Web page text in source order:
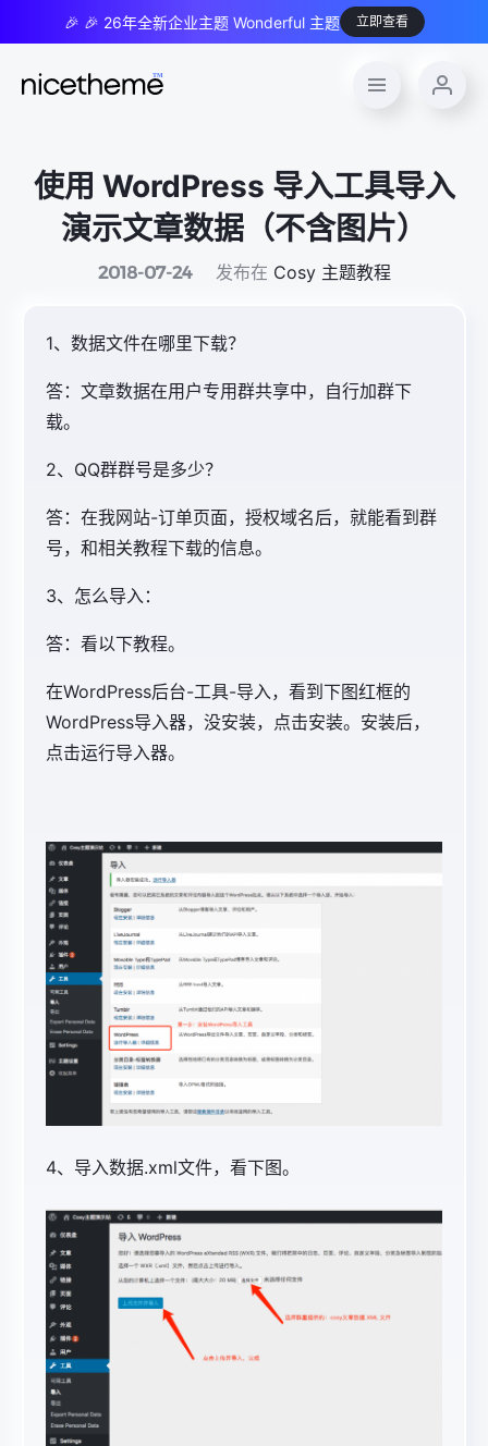
🎉 🎉 26年全新企业主题 Wonderful 主题 立即查看
使用 WordPress 导入工具导入
演示文章数据（不含图片）
2018-07-24 发布在 Cosy 主题教程
1、数据文件在哪里下载？
答：文章数据在用户专用群共享中，自行加群下
载。
2、QQ群群号是多少？
答：在我网站-订单页面，授权域名后，就能看到群
号，和相关教程下载的信息。
3、怎么导入：
答：看以下教程。
在WordPress后台-工具-导入，看到下图红框的
WordPress导入器，没安装，点击安装。安装后，
点击运行导入器。
4、导入数据.xml文件，看下图。